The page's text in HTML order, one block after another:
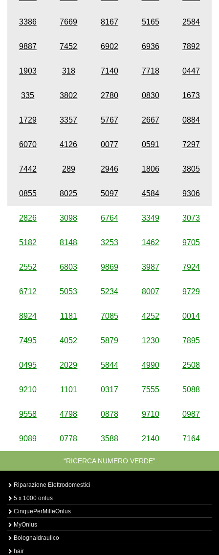
3386 7669 8167 5165 2584
9887 7452 6902 6936 7892
1903 318 7140 7718 0447
335 3802 2780 0830 1673
1729 3357 5767 2667 0884
6070 4126 0077 0591 7297
7442 289 2946 1806 3805
0855 8025 5097 4584 9306
2826 3098 6764 3349 3073
5182 8148 3253 1462 9705
2552 6803 9869 3987 7924
6712 5053 5234 8007 9729
8924 1181 7085 4252 0014
7495 4052 5879 1230 7895
0495 2029 5844 4990 2508
9210 1101 0317 7555 5088
9558 4798 0878 9710 0987
9089 0778 3588 2140 7164
“RICERCA NUMERO VERDE”
Riparazione Elettrodomestici
5 x 1000 onlus
CinquePerMilleOnlus
MyOnlus
BolognaIdraulico
hair